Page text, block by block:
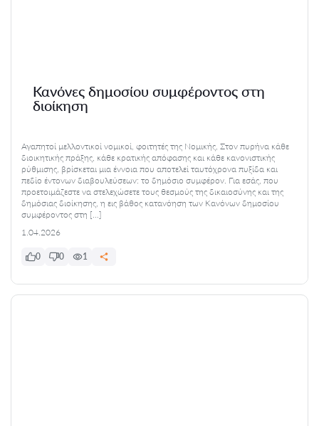
Κανόνες δημοσίου συμφέροντος στη
διοίκηση
Αγαπητοί μελλοντικοί νομικοί, φοιτητές της Νομικής, Στον πυρήνα κάθε
διοικητικής πράξης, κάθε κρατικής απόφασης και κάθε κανονιστικής
ρύθμισης, βρίσκεται μια έννοια που αποτελεί ταυτόχρονα πυξίδα και
πεδίο έντονων διαβουλεύσεων: το δημόσιο συμφέρον. Για εσάς, που
προετοιμάζεστε να στελεχώσετε τους θεσμούς της δικαιοσύνης και της
δημόσιας διοίκησης, η εις βάθος κατανόηση των Κανόνων δημοσίου
συμφέροντος στη […]
1.04.2026
0 0 1